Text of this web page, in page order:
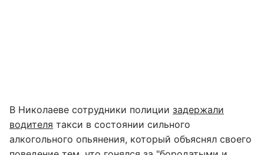
В Николаеве сотрудники полиции задержали
водителя такси в состоянии сильного
алкогольного опьянения, который объяснял своего